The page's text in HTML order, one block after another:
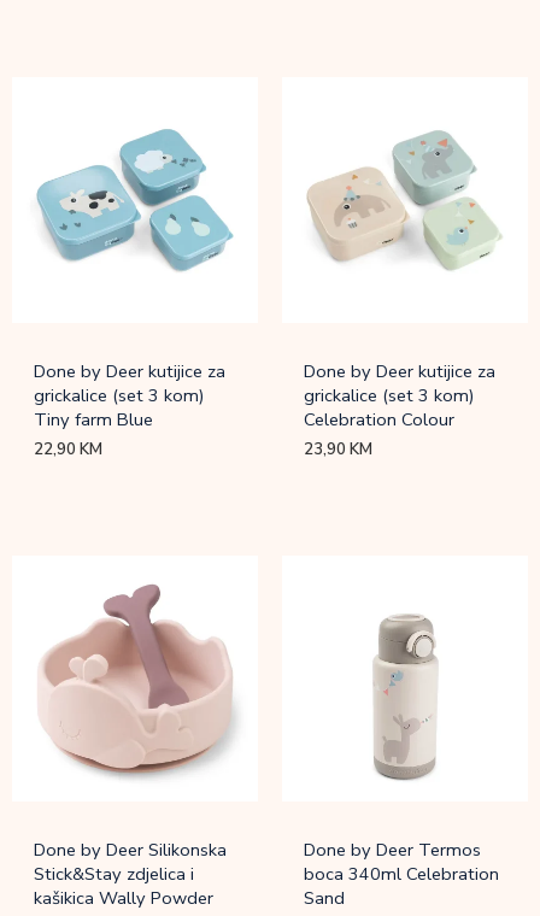
Done by Deer kutijice za
grickalice (set 3 kom)
Tiny farm Blue
22,90KM
Done by Deer kutijice za
grickalice (set 3 kom)
Celebration Colour
23,90KM
Done by Deer Silikonska
Stick&Stay zdjelica i
kašikica Wally Powder
Done by Deer Termos
boca 340ml Celebration
Sand